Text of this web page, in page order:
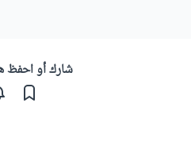
شارك أو احفظ